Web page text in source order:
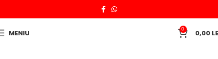
MENIU 0 0,00